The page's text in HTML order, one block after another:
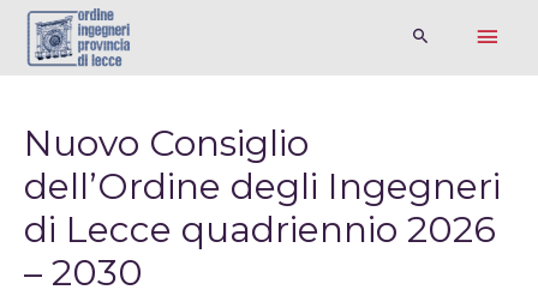
Nuovo Consiglio
dell’Ordine degli Ingegneri
di Lecce quadriennio 2026
– 2030